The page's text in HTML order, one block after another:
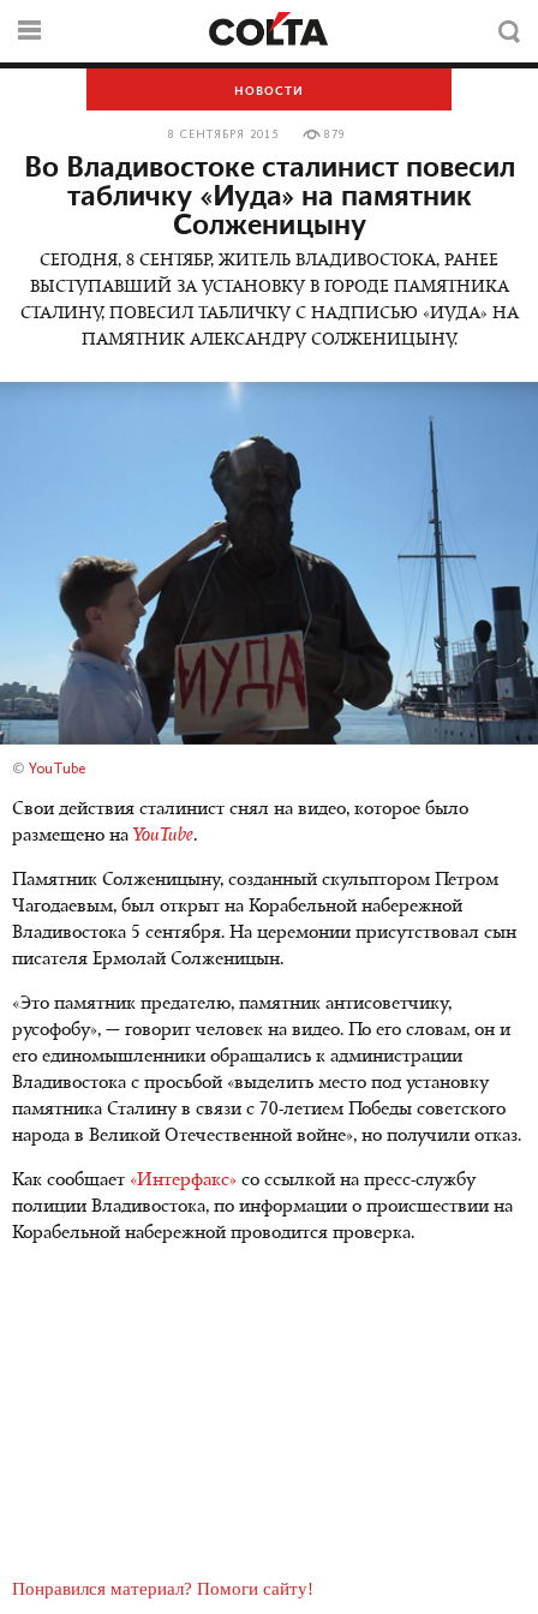
НОВОСТИ
8 СЕНТЯБРЯ 2015 879
Во Владивостоке сталинист повесил
табличку «Иуда» на памятник
Солженицыну
СЕГОДНЯ, 8 СЕНТЯБР, ЖИТЕЛЬ ВЛАДИВОСТОКА, РАНЕЕ
ВЫСТУПАВШИЙ ЗА УСТАНОВКУ В ГОРОДЕ ПАМЯТНИКА
СТАЛИНУ, ПОВЕСИЛ ТАБЛИЧКУ С НАДПИСЬЮ «ИУДА» НА
ПАМЯТНИК АЛЕКСАНДРУ СОЛЖЕНИЦЫНУ.
© YouTube
Свои действия сталинист снял на видео, которое было
размещено на YouTube.
Памятник Солженицыну, созданный скульптором Петром
Чагодаевым, был открыт на Корабельной набережной
Владивостока 5 сентября. На церемонии присутствовал сын
писателя Ермолай Солженицын.
«Это памятник предателю, памятник антисоветчику,
русофобу», — говорит человек на видео. По его словам, он и
его единомышленники обращались к администрации
Владивостока с просьбой «выделить место под установку
памятника Сталину в связи с 70-летием Победы советского
народа в Великой Отечественной войне», но получили отказ.
Как сообщает «Интерфакс» со ссылкой на пресс-службу
полиции Владивостока, по информации о происшествии на
Корабельной набережной проводится проверка.
Понравился материал? Помоги сайту!